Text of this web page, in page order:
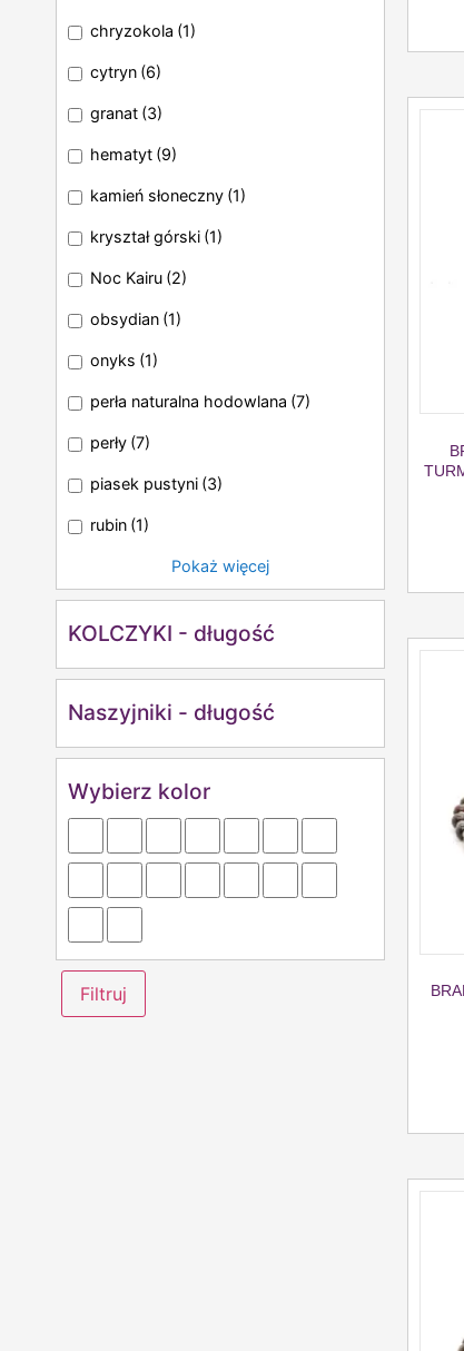
chryzokola (1)
cytryn (6)
granat (3)
hematyt (9)
kamień słoneczny (1)
kryształ górski (1)
Noc Kairu (2)
obsydian (1)
onyks (1)
perła naturalna hodowlana (7)
perły (7)
piasek pustyni (3)
rubin (1)
Pokaż więcej
KOLCZYKI - długość
Naszyjniki - długość
Wybierz kolor
Filtruj